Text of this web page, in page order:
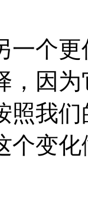
一个
，因
照我
个变